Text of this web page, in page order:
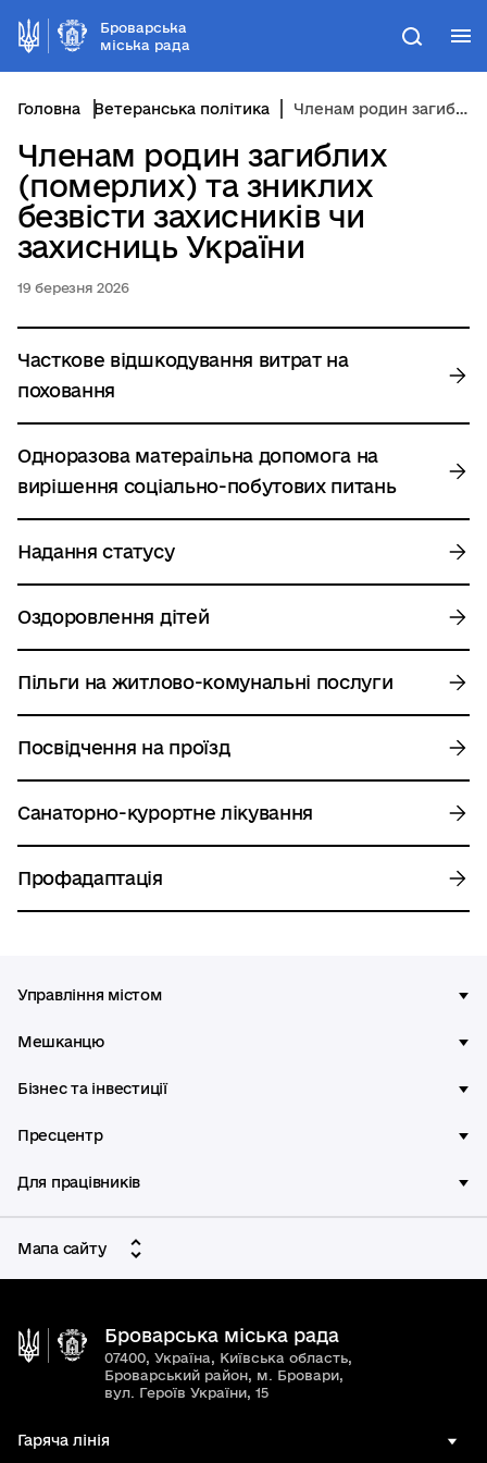
Броварська
міська рада
Пошук
Головна Ветеранська політика Членам родин загиблих (померлих) та зниклих безвісти захисників чи захисниць України
Членам родин загиблих
(померлих) та зниклих
безвісти захисників чи
захисниць України
19 березня 2026
Часткове відшкодування витрат на
поховання
Одноразова матераільна допомога на
вирішення соціально-побутових питань
Надання статусу
Оздоровлення дітей
Пільги на житлово-комунальні послуги
Посвідчення на проїзд
Санаторно-курортне лікування
Профадаптація
Управління містом
Мешканцю
Бізнес та інвестиції
Пресцентр
Для працівників
Мапа сайту
Броварська міська рада
07400, Україна, Київська область,
Броварський район, м. Бровари,
вул. Героїв України, 15
Гаряча лінія